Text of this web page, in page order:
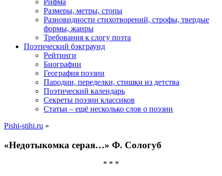
Рифма
Размеры, метры, стопы
Разновидности стихотворений, строфы, твердые
формы, жанры
Требования к слогу поэта
Поэтический бэкграунд
Рейтинги
Биографии
География поэзии
Пародии, переделки, стишки из детства
Поэтический календарь
Секреты поэзии классиков
Статьи – ещё несколько слов о поэзии
Pishi-stihi.ru »
«Недотыкомка серая…» Ф. Сологуб
* * *